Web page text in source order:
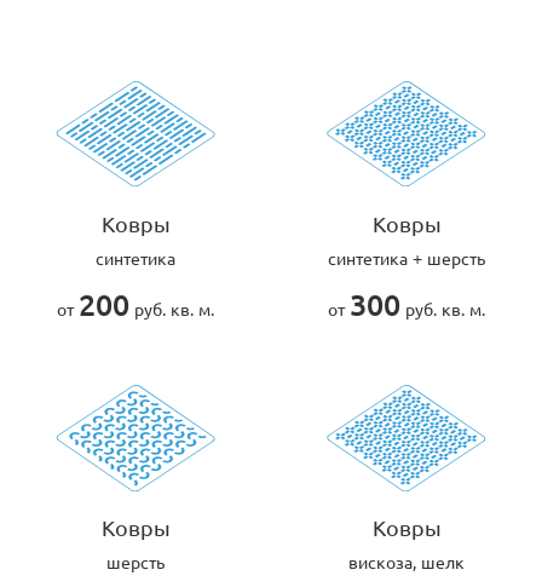
Ковры
синтетика
от 200 руб. кв. м.
Ковры
синтетика + шерсть
от 300 руб. кв. м.
Ковры
шерсть
Ковры
вискоза, шелк